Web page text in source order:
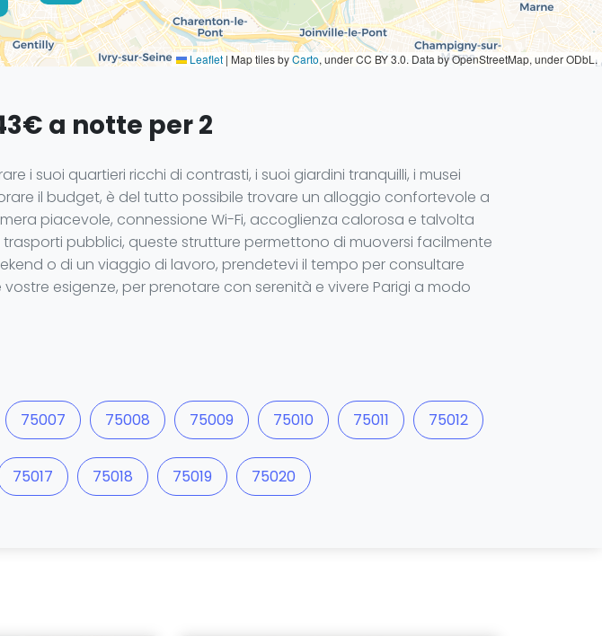
Leaflet | Map tiles byCarto, under CC BY 3.0. Data by OpenStreetMap, under ODbL.
a notte per 2
i suoi quartieri ricchi di contrasti, i suoi giardini tranquilli, i musei
il budget, è del tutto possibile trovare un alloggio confortevole a
piacevole, connessione Wi-Fi, accoglienza calorosa e talvolta
pubblici, queste strutture permettono di muoversi facilmente
o di un viaggio di lavoro, prendetevi il tempo per consultare
esigenze, per prenotare con serenità e vivere Parigi a modo
75007 75008 75009 75010 75011 75012
75017 75018 75019 75020